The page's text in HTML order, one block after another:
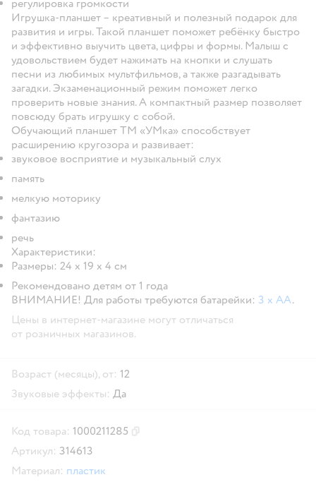
регулировка громкости
Игрушка-планшет – креативный и полезный подарок для
развития и игры. Такой планшет поможет ребёнку быстро
и эффективно выучить цвета, цифры и формы. Малыш с
удовольствием будет нажимать на кнопки и слушать
песни из любимых мультфильмов, а также разгадывать
загадки. Экзаменационный режим поможет легко
проверить новые знания. А компактный размер позволяет
повсюду брать игрушку с собой.
Обучающий планшет ТМ «УМка» способствует
расширению кругозора и развивает:
звуковое восприятие и музыкальный слух
память
мелкую моторику
фантазию
речь
Характеристики:
Размеры: 24 х 19 х 4 см
Рекомендовано детям от 1 года
ВНИМАНИЕ! Для работы требуются батарейки: 3 x АА.
Цены в интернет-магазине могут отличаться
от розничных магазинов.
Возраст (месяцы), от: 12
Звуковые эффекты: Да
Код товара: 1000211285
Артикул: 314613
Материал: пластик